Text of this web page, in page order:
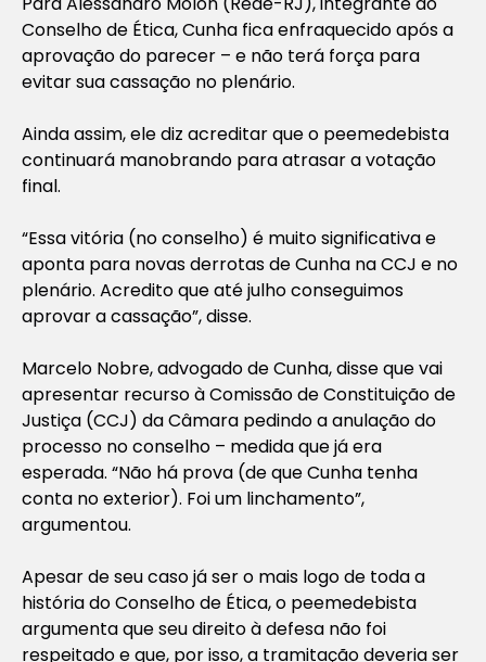
Conselho de Ética, Cunha fica enfraquecido após a
aprovação do parecer – e não terá força para
evitar sua cassação no plenário.
Ainda assim, ele diz acreditar que o peemedebista
continuará manobrando para atrasar a votação
final.
“Essa vitória (no conselho) é muito significativa e
aponta para novas derrotas de Cunha na CCJ e no
plenário. Acredito que até julho conseguimos
aprovar a cassação”, disse.
Marcelo Nobre, advogado de Cunha, disse que vai
apresentar recurso à Comissão de Constituição de
Justiça (CCJ) da Câmara pedindo a anulação do
processo no conselho – medida que já era
esperada. “Não há prova (de que Cunha tenha
conta no exterior). Foi um linchamento”,
argumentou.
Apesar de seu caso já ser o mais logo de toda a
história do Conselho de Ética, o peemedebista
argumenta que seu direito à defesa não foi
respeitado e que, por isso, a tramitação deveria ser